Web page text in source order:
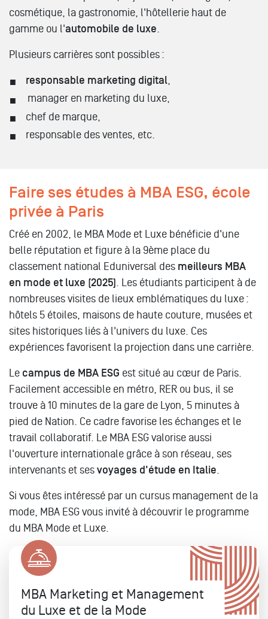
cosmétique, la gastronomie, l'hôtellerie haut de
gamme ou l'automobile de luxe.
Plusieurs carrières sont possibles :
responsable marketing digital,
manager en marketing du luxe,
chef de marque,
responsable des ventes, etc.
Faire ses études à MBA ESG, école
privée à Paris
Créé en 2002, le MBA Mode et Luxe bénéficie d'une
belle réputation et figure à la 9ème place du
classement national Eduniversal des meilleurs MBA
en mode et luxe (2025). Les étudiants participent à de
nombreuses visites de lieux emblématiques du luxe :
hôtels 5 étoiles, maisons de haute couture, musées et
sites historiques liés à l'univers du luxe. Ces
expériences favorisent la projection dans une carrière.
Le campus de MBA ESG est situé au cœur de Paris.
Facilement accessible en métro, RER ou bus, il se
trouve à 10 minutes de la gare de Lyon, 5 minutes à
pied de Nation. Ce cadre favorise les échanges et le
travail collaboratif. Le MBA ESG valorise aussi
l'ouverture internationale grâce à son réseau, ses
intervenants et ses voyages d'étude en Italie.
Si vous êtes intéressé par un cursus management de la
mode, MBA ESG vous invité à découvrir le programme
du MBA Mode et Luxe.
MBA Marketing et Management
du Luxe et de la Mode